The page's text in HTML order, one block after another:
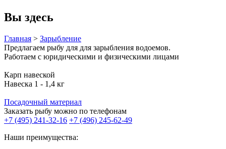
Вы здесь
Главная > Зарыбление
Предлагаем рыбу для для зарыбления водоемов.
Работаем с юридическими и физическими лицами
Карп навеской
Навеска 1 - 1,4 кг
Посадочный материал
Заказать рыбу можно по телефонам
+7 (495) 241-32-16 +7 (496) 245-62-49
Наши преимущества: